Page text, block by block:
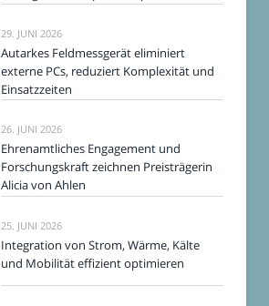
29. JUNI 2026
Autarkes Feldmessgerät eliminiert
externe PCs, reduziert Komplexität und
Einsatzzeiten
26. JUNI 2026
Ehrenamtliches Engagement und
Forschungskraft zeichnen Preisträgerin
Alicia von Ahlen
25. JUNI 2026
Integration von Strom, Wärme, Kälte
und Mobilität effizient optimieren